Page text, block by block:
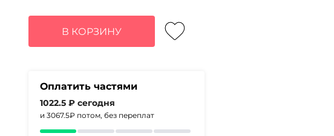
составляла
5270₽.
4090₽.В КОРЗИНУ
Оплатить частями
1022.5 ₽ сегодня
и 3067.5₽ потом, без переплат